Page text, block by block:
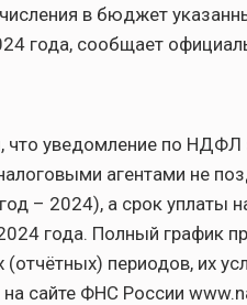
в бюджет
года, сообщает
что уведомление по НДФЛ
агентами не
– 2024), а срок уплаты
года. Полный график
(отчётных) периодов, их
сайте ФНС России